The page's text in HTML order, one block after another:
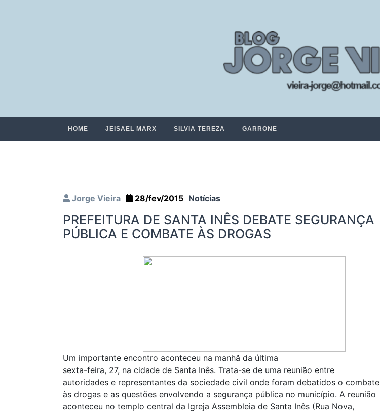
HOME JEISAEL MARX SILVIA TEREZA GARRONE
Jorge Vieira 28/fev/2015 Notícias
PREFEITURA DE SANTA INÊS DEBATE SEGURANÇA
PÚBLICA E COMBATE ÀS DROGAS
Um importante encontro aconteceu na manhã da última
sexta-feira, 27, na cidade de Santa Inês. Trata-se de uma reunião entre
autoridades e representantes da sociedade civil onde foram debatidos o combate
às drogas e as questões envolvendo a segurança pública no município. A reunião
aconteceu no templo central da Igreja Assembleia de Santa Inês (Rua Nova,